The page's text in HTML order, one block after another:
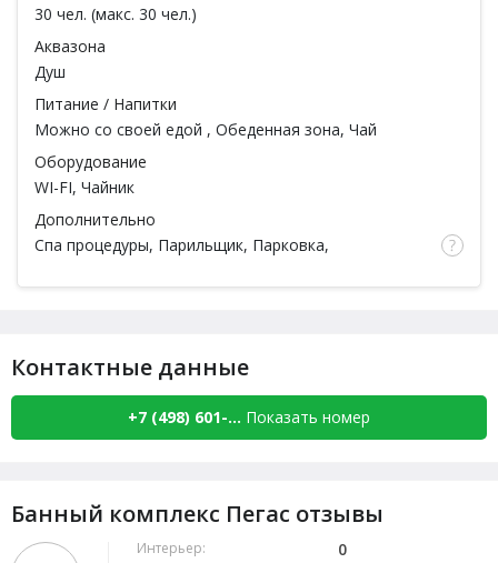
30 чел. (макс. 30 чел.)
Аквазона
Душ
Питание / Напитки
Можно со своей едой , Обеденная зона, Чай
Оборудование
WI-FI, Чайник
Дополнительно
Спа процедуры, Парильщик, Парковка,
Контактные данные
+7 (498) 601-... Показать номер
Банный комплекс Пегас отзывы
Интерьер: 0